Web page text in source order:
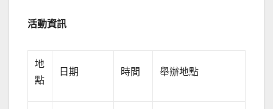
活動資訊
地
點
日期 時間 舉辦地點